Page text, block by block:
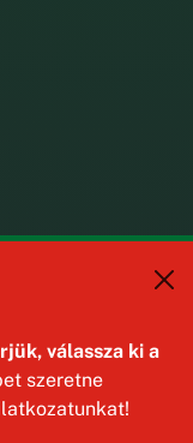
válassza ki a
szeretne